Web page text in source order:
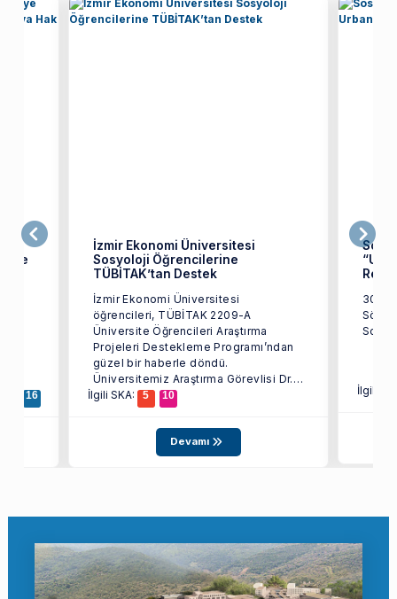
16
İzmir Ekonomi Üniversitesi
Sosyoloji Öğrencilerine
TÜBİTAK’tan Destek
İzmir Ekonomi Üniversitesi
öğrencileri, TÜBİTAK 2209-A
Üniversite Öğrencileri Araştırma
Projeleri Destekleme Programı’ndan
güzel bir haberle döndü.
Üniversitemiz Araştırma Görevlisi Dr.
...
İlgili SKA: 5 10
Devamı
30
İlgili